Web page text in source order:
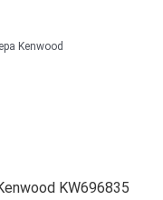
KW696835